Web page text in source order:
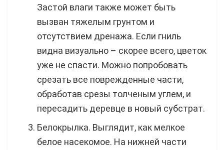
Застой влаги также может быть
вызван тяжелым грунтом и
отсутствием дренажа. Если гниль
видна визуально – скорее всего, цветок
уже не спасти. Можно попробовать
срезать все поврежденные части,
обработав срезы толченым углем, и
пересадить деревце в новый субстрат.
Белокрылка. Выглядит, как мелкое
белое насекомое. На нижней части